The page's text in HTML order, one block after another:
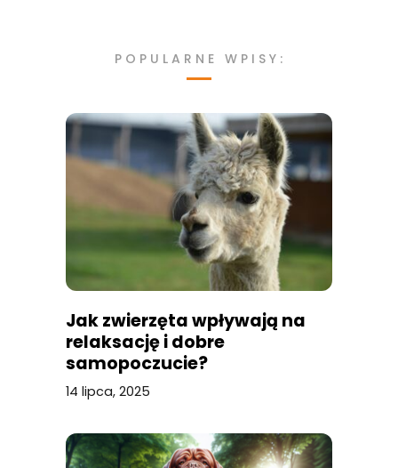
POPULARNE WPISY:
Jak zwierzęta wpływają na
relaksację i dobre
samopoczucie?
14 lipca, 2025